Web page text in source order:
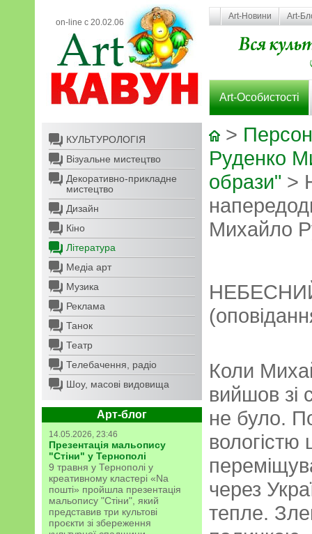
on-line с 20.02.06
Art-Новини Art-
Art-Особистості
КУЛЬТУРОЛОГІЯ
Візуальне мистецтво
Декоративно-прикладне
мистецтво
Дизайн
Кіно
Література
Медіа арт
Музика
Реклама
Танок
Театр
Телебачення, радіо
Шоу, масові видовища
Арт-блог
14.05.2026, 23:46
Презентація мальопису
"Стіни" у Тернополі
9 травня у Тернополі у
креативному кластері «Na
пошті» пройшла презентація
мальопису "Стіни", який
представив три культові
проєкти зі збереження
>
Руденко
образи" >
Михайло
Коли
вийшов зі
не було.
через
тепле.